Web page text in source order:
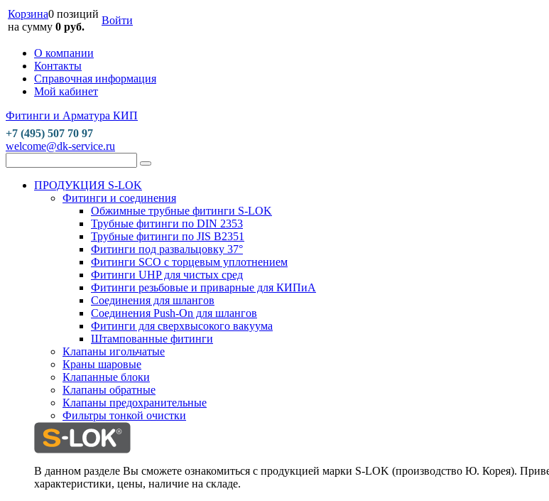
Корзина0 позиций
на сумму 0 руб.
Войти
О компании
Контакты
Справочная информация
Мой кабинет
Фитинги и Арматура КИП
+7 (495) 507 70 97
welcome@dk-service.ru
ПРОДУКЦИЯ S-LOK
Фитинги и соединения
Обжимные трубные фитинги S-LOK
Трубные фитинги по DIN 2353
Трубные фитинги по JIS B2351
Фитинги под развальцовку 37°
Фитинги SCO с торцевым уплотнением
Фитинги UHP для чистых сред
Фитинги резьбовые и приварные для КИПиА
Соединения для шлангов
Соединения Push-On для шлангов
Фитинги для сверхвысокого вакуума
Штампованные фитинги
Клапаны игольчатые
Краны шаровые
Клапанные блоки
Клапаны обратные
Клапаны предохранительные
Фильтры тонкой очистки
В данном разделе Вы сможете ознакомиться с продукцией марки S-LOK (производство Ю. Корея).
характеристики, цены, наличие на складе.